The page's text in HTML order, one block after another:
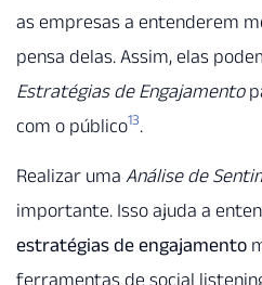
as empresas a entenderem
pensa delas. Assim, elas
Estratégias de Engajamento
com o público13.
Realizar uma Análise de
importante. Isso ajuda a
estratégias de engajamento
ferramentas de social